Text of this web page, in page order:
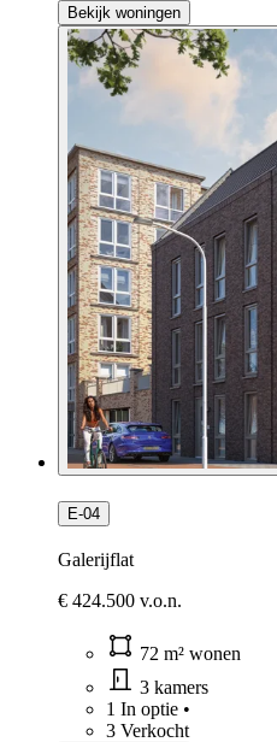
Bekijk woningen
E-04
Galerijflat
€ 424.500 v.o.n.
72 m² wonen
3 kamers
1 In optie •
3 Verkocht